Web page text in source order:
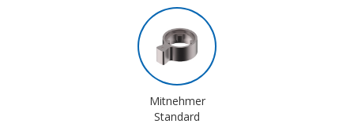
Mitnehmer
Standard